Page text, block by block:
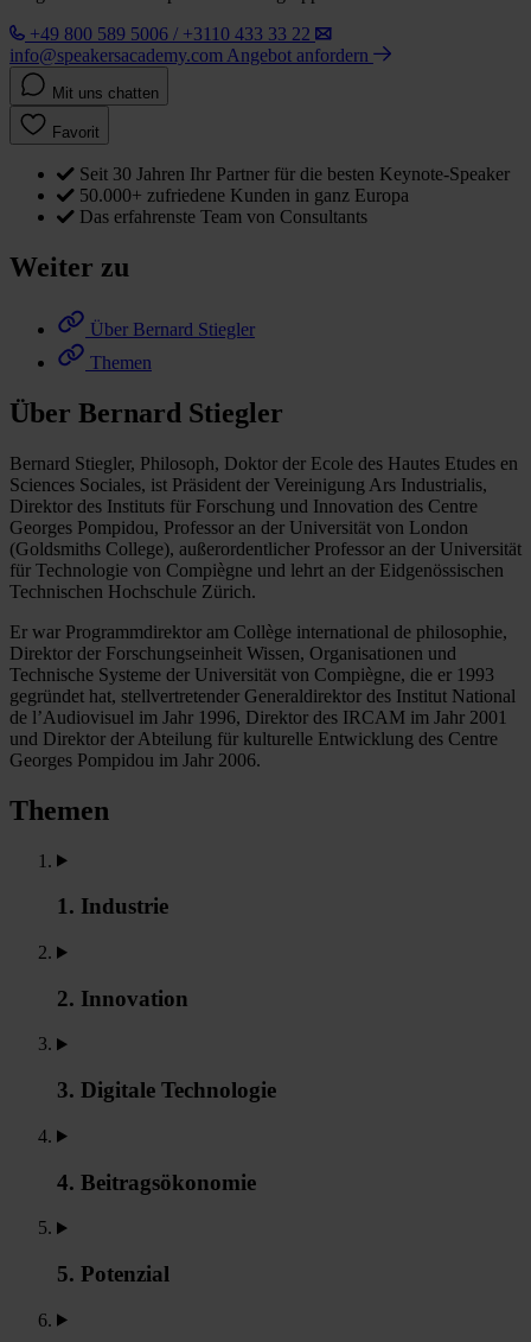
+49 800 589 5006 / +3110 433 33 22
info@speakersacademy.com Angebot anfordern
Mit uns chatten
Favorit
Seit 30 Jahren Ihr Partner für die besten Keynote-Speaker
50.000+ zufriedene Kunden in ganz Europa
Das erfahrenste Team von Consultants
Weiter zu
Über Bernard Stiegler
Themen
Über Bernard Stiegler
Bernard Stiegler, Philosoph, Doktor der Ecole des Hautes Etudes en
Sciences Sociales, ist Präsident der Vereinigung Ars Industrialis,
Direktor des Instituts für Forschung und Innovation des Centre
Georges Pompidou, Professor an der Universität von London
(Goldsmiths College), außerordentlicher Professor an der Universität
für Technologie von Compiègne und lehrt an der Eidgenössischen
Technischen Hochschule Zürich.
Er war Programmdirektor am Collège international de philosophie,
Direktor der Forschungseinheit Wissen, Organisationen und
Technische Systeme der Universität von Compiègne, die er 1993
gegründet hat, stellvertretender Generaldirektor des Institut National
de l’Audiovisuel im Jahr 1996, Direktor des IRCAM im Jahr 2001
und Direktor der Abteilung für kulturelle Entwicklung des Centre
Georges Pompidou im Jahr 2006.
Themen
1. Industrie
2. Innovation
3. Digitale Technologie
4. Beitragsökonomie
5. Potenzial